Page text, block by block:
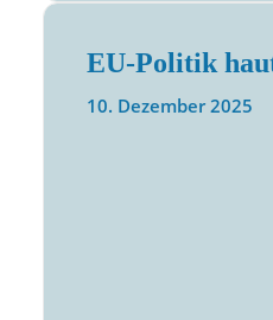
EU-Politik
10. Dezember 2025